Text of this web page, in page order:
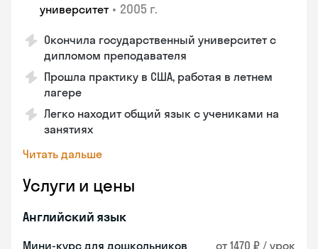
университет • 2005 г.
Окончила государственный университет с
дипломом преподавателя
Прошла практику в США, работая в летнем
лагере
Легко находит общий язык с учениками на
занятиях
Читать дальше
Услуги и цены
Английский язык
Мини-курс для дошкольников от 1470 ₽ / урок